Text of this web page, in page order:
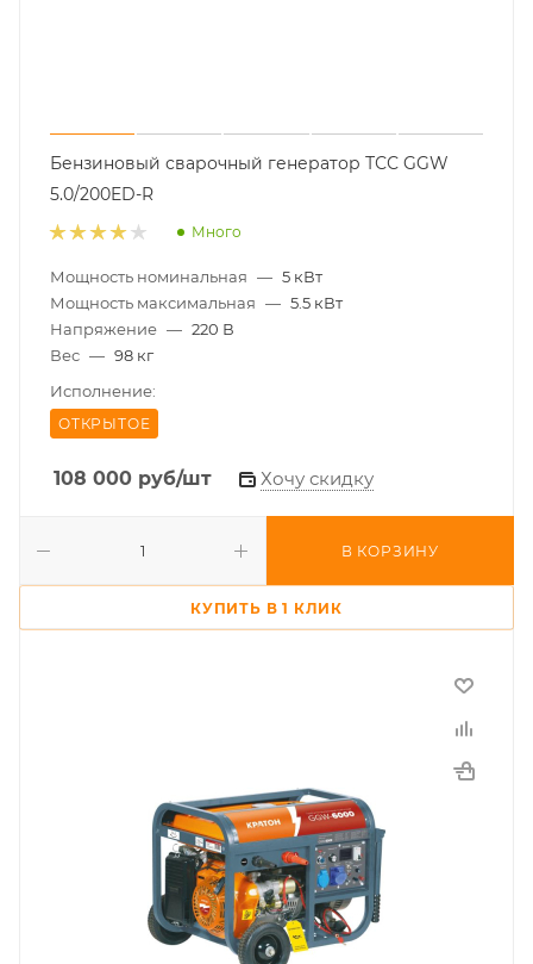
Бензиновый сварочный генератор ТСС GGW
5.0/200ED-R
Много
Мощность номинальная — 5 кВт
Мощность максимальная — 5.5 кВт
Напряжение — 220 В
Вес — 98 кг
Исполнение:
ОТКРЫТОЕ
108 000 руб/шт Хочу скидку
В КОРЗИНУ
КУПИТЬ В 1 КЛИК